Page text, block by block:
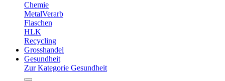
Chemie
MetalVerarb
Flaschen
HLK
Recycling
Grosshandel
Gesundheit
Zur Kategorie Gesundheit